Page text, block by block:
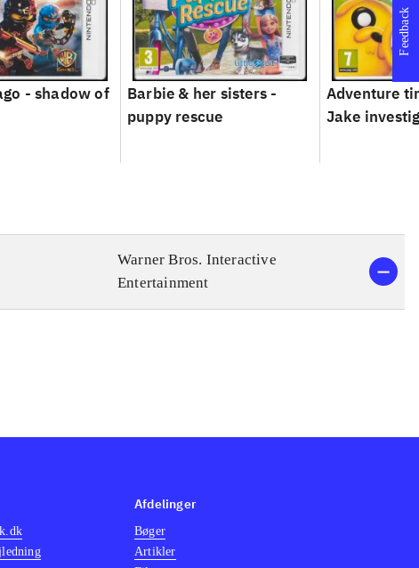
- shadow of
Barbie & her sisters -
puppy rescue
Adventure
Jake
Warner Bros. Interactive
Entertainment
Feedback
Afdelinger
Bøger
Artikler